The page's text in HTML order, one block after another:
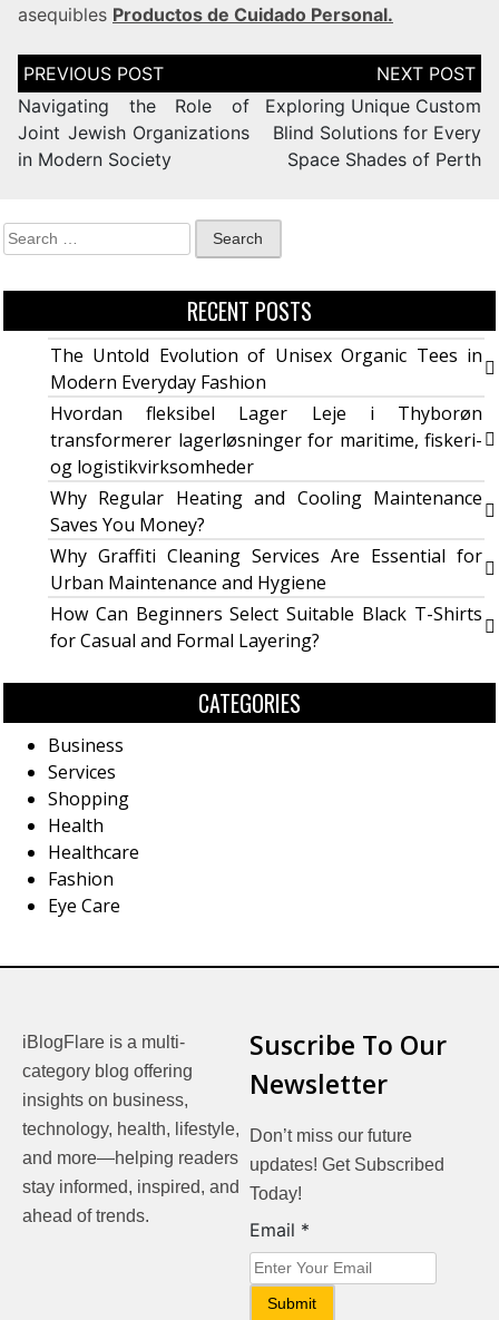
asequibles Productos de Cuidado Personal.
Navigating the Role of
Joint Jewish Organizations
in Modern Society
Exploring Unique Custom
Blind Solutions for Every
Space Shades of Perth
RECENT POSTS
The Untold Evolution of Unisex Organic Tees in
Modern Everyday Fashion
Hvordan fleksibel Lager Leje i Thyborøn
transformerer lagerløsninger for maritime, fiskeri-
og logistikvirksomheder
Why Regular Heating and Cooling Maintenance
Saves You Money?
Why Graffiti Cleaning Services Are Essential for
Urban Maintenance and Hygiene
How Can Beginners Select Suitable Black T-Shirts
for Casual and Formal Layering?
CATEGORIES
Business
Services
Shopping
Health
Healthcare
Fashion
Eye Care
iBlogFlare is a multi-
category blog offering
insights on business,
technology, health, lifestyle,
and more—helping readers
stay informed, inspired, and
ahead of trends.
Suscribe To Our
Newsletter
Don’t miss our future
updates! Get Subscribed
Today!
Email
Email *
Submit